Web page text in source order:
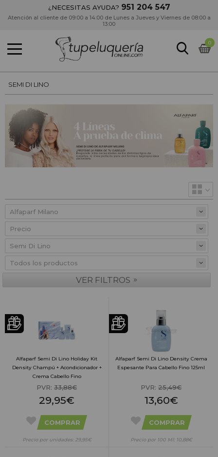
¿NECESITAS AYUDA? 951 204 547
Atención al cliente de 09:00 a 14:00 de Lunes a Jueves y Viernes de 08:00 a
13:00
0
SEMI DI LINO
Precio
VER FILTROS »
Alfaparf Semi Di Lino Holiday Kit
Density Champú + Acondicionador +
Crema Cabello Fino
PVR: 33,88€
29,95€
COMPRAR
Precio por unidades: 29,95€
Alfaparf Semi Di Lino Density Crema
Espesante Para Cabello Fino 125ml
PVR: 25,49€
13,60€
COMPRAR
Precio por 100 Ml: 10,88€